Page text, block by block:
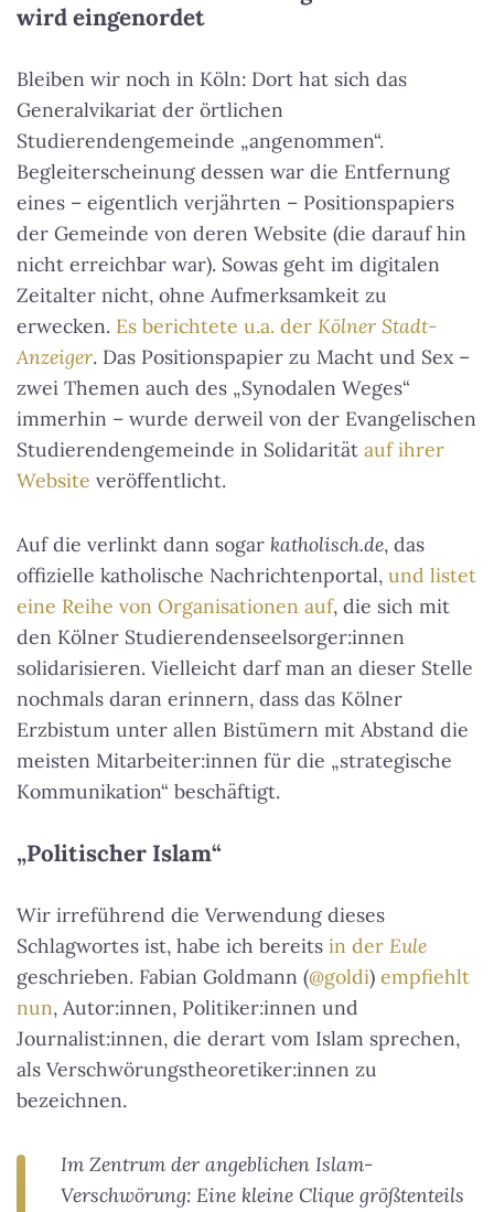
wird eingenordet
Bleiben wir noch in Köln: Dort hat sich das
Generalvikariat der örtlichen
Studierendengemeinde „angenommen“.
Begleiterscheinung dessen war die Entfernung
eines – eigentlich verjährten – Positionspapiers
der Gemeinde von deren Website (die darauf hin
nicht erreichbar war). Sowas geht im digitalen
Zeitalter nicht, ohne Aufmerksamkeit zu
erwecken. Es berichtete u.a. der Kölner Stadt-
Anzeiger. Das Positionspapier zu Macht und Sex –
zwei Themen auch des „Synodalen Weges“
immerhin – wurde derweil von der Evangelischen
Studierendengemeinde in Solidarität auf ihrer
Website veröffentlicht.
Auf die verlinkt dann sogar katholisch.de, das
offizielle katholische Nachrichtenportal, und listet
eine Reihe von Organisationen auf, die sich mit
den Kölner Studierendenseelsorger:innen
solidarisieren. Vielleicht darf man an dieser Stelle
nochmals daran erinnern, dass das Kölner
Erzbistum unter allen Bistümern mit Abstand die
meisten Mitarbeiter:innen für die „strategische
Kommunikation“ beschäftigt.
„Politischer Islam“
Wir irreführend die Verwendung dieses
Schlagwortes ist, habe ich bereits in der Eule
geschrieben. Fabian Goldmann (@goldi) empfiehlt
nun, Autor:innen, Politiker:innen und
Journalist:innen, die derart vom Islam sprechen,
als Verschwörungstheoretiker:innen zu
bezeichnen.
Im Zentrum der angeblichen Islam-
Verschwörung: Eine kleine Clique größtenteils